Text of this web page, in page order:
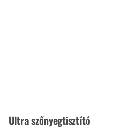
Ultra szőnyegtisztító